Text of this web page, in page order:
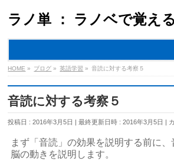
ラノ単 ： ラノベで覚え
HOME » ブログ » 英語学習 » 音読に対する考察５
音読に対する考察５
投稿日 : 2016年3月5日 最終更新日時 : 2016年3月5日
まず「音読」の効果を説明する前に
脳の動きを説明します。